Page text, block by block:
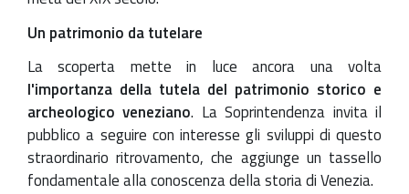
Un patrimonio da tutelare
La scoperta mette in luce ancora una volta
l'importanza della tutela del patrimonio storico e
archeologico veneziano. La Soprintendenza invita il
pubblico a seguire con interesse gli sviluppi di questo
straordinario ritrovamento, che aggiunge un tassello
fondamentale alla conoscenza della storia di Venezia.